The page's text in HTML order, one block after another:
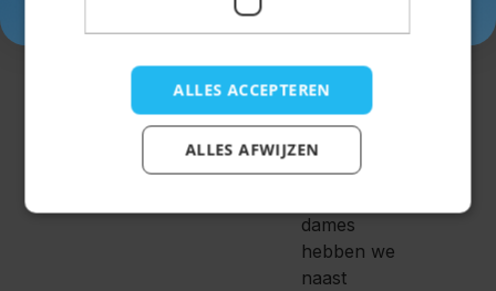
hele outfit
samenop de
site!
dames
hebben we
naast
ALLES ACCEPTEREN
ALLES AFWIJZEN